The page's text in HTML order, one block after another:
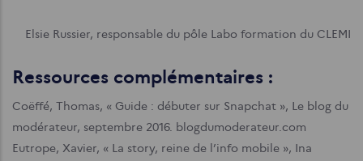
Elsie Russier, responsable du pôle Labo formation du CLEMI
Ressources complémentaires :
Coëffé, Thomas, « Guide : débuter sur Snapchat », Le blog du
modérateur, septembre 2016. blogdumoderateur.com
Eutrope, Xavier, « La story, reine de l’info mobile », Ina